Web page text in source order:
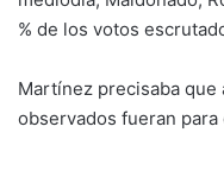
% de los votos
Martínez precisaba que
observados fueran